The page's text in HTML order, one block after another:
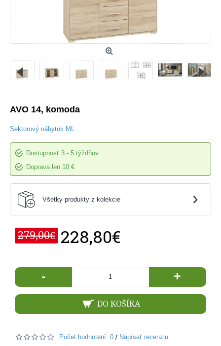
AVO 14, komoda
Sektorový nábytok ML
Dostupnosť 3 - 5 týždňov
Doprava len 10 €
Všetky produkty z kolekcie ›
279,00€ 228,80€
- +
DO KOŠÍKA
Počet hodnotení: 0 / Napísať recenziu